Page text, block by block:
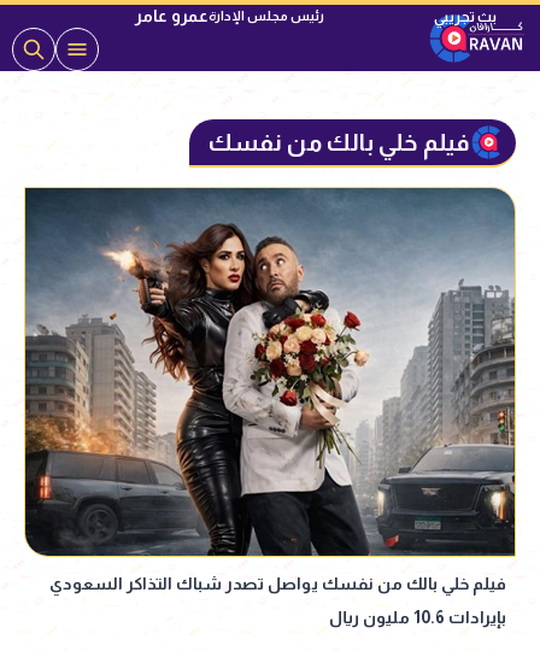
رئيس مجلس الإدارةعمرو عامر
فيلم خلي بالك من نفسك
فيلم خلي بالك من نفسك يواصل تصدر شباك التذاكر السعودي
بإيرادات 10.6 مليون ريال